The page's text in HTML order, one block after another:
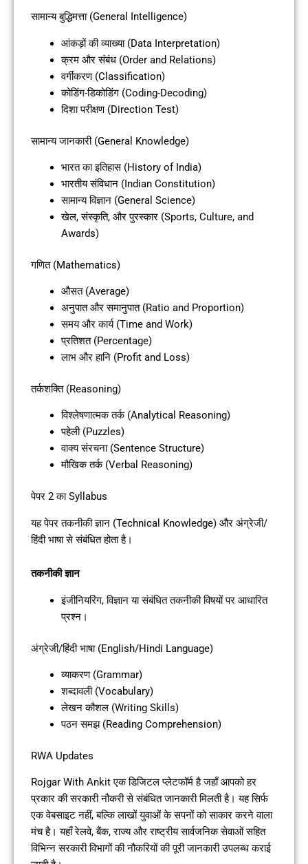
सामान्य बुद्धिमत्ता (General Intelligence)
आंकड़ों की व्याख्या (Data Interpretation)
क्रम और संबंध (Order and Relations)
वर्गीकरण (Classification)
कोडिंग-डिकोडिंग (Coding-Decoding)
दिशा परीक्षण (Direction Test)
सामान्य जानकारी (General Knowledge)
भारत का इतिहास (History of India)
भारतीय संविधान (Indian Constitution)
सामान्य विज्ञान (General Science)
खेल, संस्कृति, और पुरस्कार (Sports, Culture, and
Awards)
गणित (Mathematics)
औसत (Average)
अनुपात और समानुपात (Ratio and Proportion)
समय और कार्य (Time and Work)
प्रतिशत (Percentage)
लाभ और हानि (Profit and Loss)
तर्कशक्ति (Reasoning)
विश्लेषणात्मक तर्क (Analytical Reasoning)
पहेली (Puzzles)
वाक्य संरचना (Sentence Structure)
मौखिक तर्क (Verbal Reasoning)
पेपर 2 का Syllabus
यह पेपर तकनीकी ज्ञान (Technical Knowledge) और अंग्रेजी/
हिंदी भाषा से संबंधित होता है।
तकनीकी ज्ञान
इंजीनियरिंग, विज्ञान या संबंधित तकनीकी विषयों पर आधारित
प्रश्न।
अंग्रेजी/हिंदी भाषा (English/Hindi Language)
व्याकरण (Grammar)
शब्दावली (Vocabulary)
लेखन कौशल (Writing Skills)
पठन समझ (Reading Comprehension)
RWA Updates
Rojgar With Ankit एक डिजिटल प्लेटफॉर्म है जहाँ आपको हर
प्रकार की सरकारी नौकरी से संबंधित जानकारी मिलती है। यह सिर्फ
एक वेबसाइट नहीं, बल्कि लाखों युवाओं के सपनों को साकार करने वाला
मंच है। यहाँ रेलवे, बैंक, राज्य और राष्ट्रीय सार्वजनिक सेवाओं सहित
विभिन्न सरकारी विभागों की नौकरियों की पूरी जानकारी उपलब्ध कराई